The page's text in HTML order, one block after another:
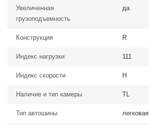
Увеличенная
грузоподъемность
да
Конструкция R
Индекс нагрузки 111
Индекс скорости H
Наличие и тип камеры TL
Тип автошины легковая